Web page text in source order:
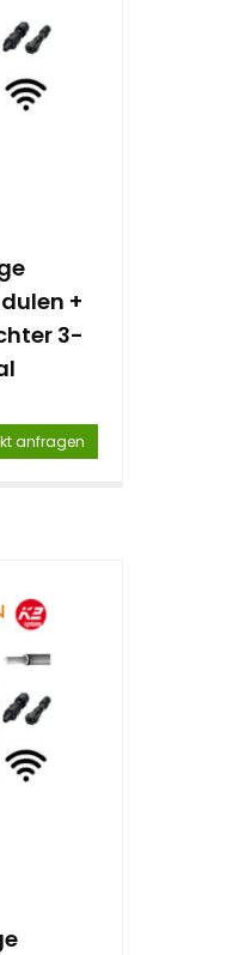
+
3-
anfragen